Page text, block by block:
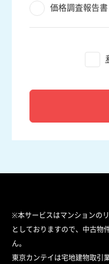
価格調査報告書
※本サービスはマンションの
としておりますので、中古物
ん。
東京カンテイは宅地建物取引